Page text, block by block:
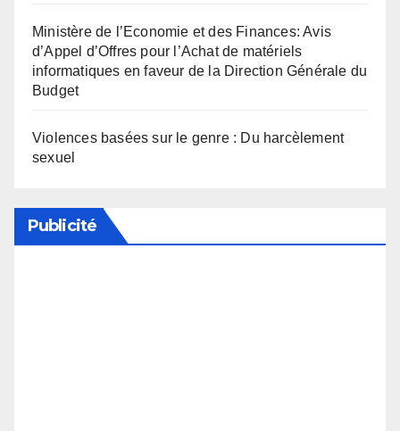
Ministère de l’Economie et des Finances: Avis
d’Appel d’Offres pour l’Achat de matériels
informatiques en faveur de la Direction Générale du
Budget
Violences basées sur le genre : Du harcèlement
sexuel
Publicité